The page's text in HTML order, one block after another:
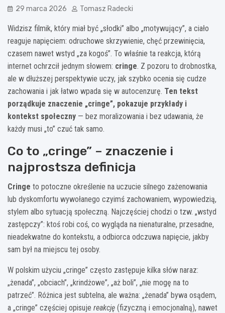
29 marca 2026 Tomasz Radecki
Widzisz filmik, który miał być „słodki” albo „motywujący”, a ciało
reaguje napięciem: odruchowe skrzywienie, chęć przewinięcia,
czasem nawet wstyd „za kogoś”. To właśnie ta reakcja, którą
internet ochrzcił jednym słowem: cringe. Z pozoru to drobnostka,
ale w dłuższej perspektywie uczy, jak szybko ocenia się cudze
zachowania i jak łatwo wpada się w autocenzurę. Ten tekst
porządkuje znaczenie „cringe”, pokazuje przykłady i
kontekst społeczny — bez moralizowania i bez udawania, że
każdy musi „to” czuć tak samo.
Co to „cringe” – znaczenie i
najprostsza definicja
Cringe to potoczne określenie na uczucie silnego zażenowania
lub dyskomfortu wywołanego czyimś zachowaniem, wypowiedzią,
stylem albo sytuacją społeczną. Najczęściej chodzi o tzw. „wstyd
zastępczy”: ktoś robi coś, co wygląda na nienaturalne, przesadne,
nieadekwatne do kontekstu, a odbiorca odczuwa napięcie, jakby
sam był na miejscu tej osoby.
W polskim użyciu „cringe” często zastępuje kilka słów naraz:
„żenada”, „obciach”, „krindżowe”, „aż boli”, „nie mogę na to
patrzeć”. Różnica jest subtelna, ale ważna: „żenada” bywa osądem,
a „cringe” częściej opisuje reakcję (fizyczną i emocjonalną), nawet